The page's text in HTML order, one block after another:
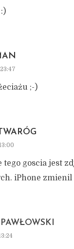
;-)
tego goscia jest
iPhone